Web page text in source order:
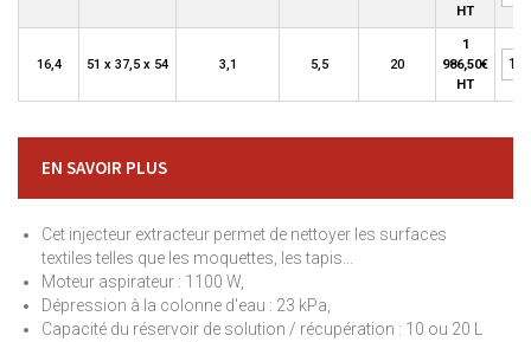
HT
16,4 51 x 37,5 x 54 3,1 5,5 20
1
986,50€
HT
EN SAVOIR PLUS
Cet injecteur extracteur permet de nettoyer les surfaces
textiles telles que les moquettes, les tapis...
Moteur aspirateur : 1100 W,
Dépression à la colonne d'eau : 23 kPa,
Capacité du réservoir de solution / récupération : 10 ou 20 L